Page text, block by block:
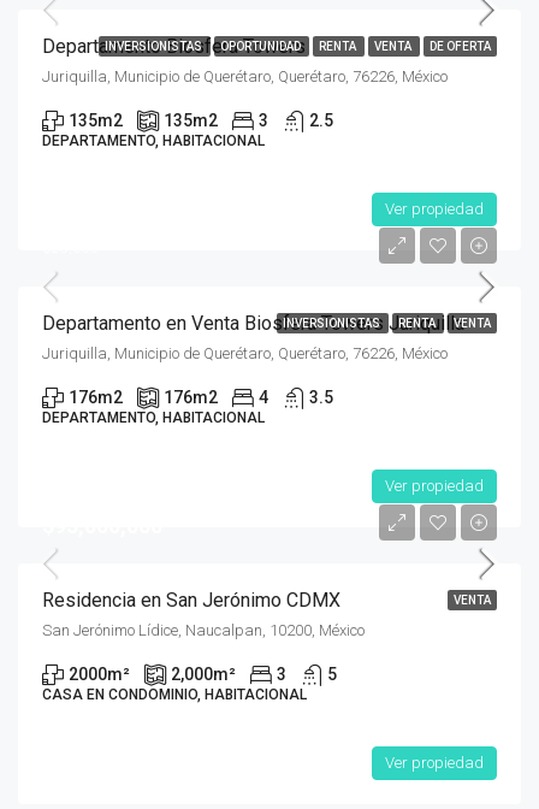
INVERSIONISTAS OPORTUNIDAD RENTA VENTA DE OFERTA
Departamento Biosfera Towers
Juriquilla, Municipio de Querétaro, Querétaro, 76226, México
135m2 135m2 3 2.5
DEPARTAMENTO, HABITACIONAL
Ver propiedad
INVERSIONISTAS RENTA VENTA
Departamento en Venta Biosfera Towers Juriquilla
Juriquilla, Municipio de Querétaro, Querétaro, 76226, México
176m2 176m2 4 3.5
DEPARTAMENTO, HABITACIONAL
Ver propiedad
VENTA
Residencia en San Jerónimo CDMX
San Jerónimo Lídice, Naucalpan, 10200, México
2000m² 2,000m² 3 5
CASA EN CONDOMINIO, HABITACIONAL
Ver propiedad